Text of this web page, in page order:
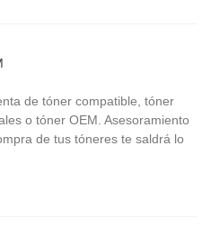
de tóner compatible, tóner
o tóner OEM. Asesoramiento
de tus tóneres te saldrá lo